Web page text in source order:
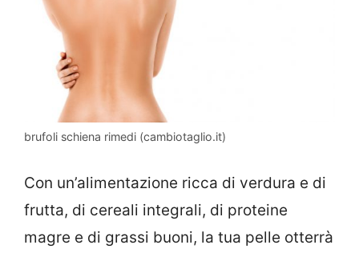
brufoli schiena rimedi (cambiotaglio.it)
Con un’alimentazione ricca di verdura e di
frutta, di cereali integrali, di proteine
magre e di grassi buoni, la tua pelle otterrà